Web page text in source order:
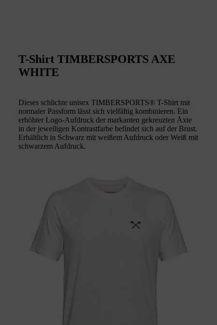
T-Shirt TIMBERSPORTS AXE
WHITE
Dieses schlichte unisex TIMBERSPORTS® T-Shirt mit
normaler Passform lässt sich vielfältig kombinieren. Ein
erhöhter Logo-Aufdruck der markanten gekreuzten Äxte
in der jeweiligen Kontrastfarbe befindet sich auf der Brust.
Erhältlich in Schwarz mit weißem Aufdruck oder Weiß mit
schwarzem Aufdruck.